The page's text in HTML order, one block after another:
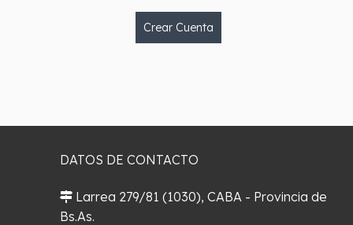
Crear Cuenta
DATOS DE CONTACTO
Larrea 279/81 (1030), CABA - Provincia de
Bs.As.